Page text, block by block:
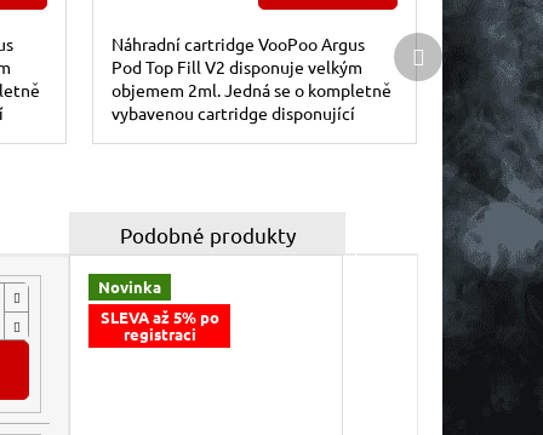
Náhradní cartridge VooPoo Argus
Pod Top Fill V2 disponuje velkým
objemem 2ml. Jedná se o kompletně
vybavenou cartridge disponující
Další produkt
Novinka
SLEVA až 5% po
registraci